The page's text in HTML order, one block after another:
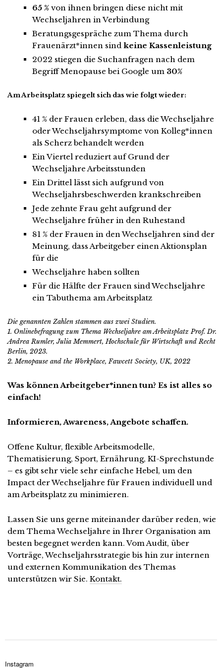
65 % von ihnen bringen diese nicht mit
Wechseljahren in Verbindung
Beratungsgespräche zum Thema durch
Frauenärzt*innen sind keine Kassenleistung
2022 stiegen die Suchanfragen nach dem
Begriff Menopause bei Google um 30%
Am Arbeitsplatz spiegelt sich das wie folgt wieder:
41 % der Frauen erleben, dass die Wechseljahre
oder Wechseljahrsymptome von Kolleg*innen
als Scherz behandelt werden
Ein Viertel reduziert auf Grund der
Wechseljahre Arbeitsstunden
Ein Drittel lässt sich aufgrund von
Wechseljahrsbeschwerden krankschreiben
Jede zehnte Frau geht aufgrund der
Wechseljahre früher in den Ruhestand
81 % der Frauen in den Wechseljahren sind der
Meinung, dass Arbeitgeber einen Aktionsplan
für die
Wechseljahre haben sollten
Für die Hälfte der Frauen sind Wechseljahre
ein Tabuthema am Arbeitsplatz
Die genannten Zahlen stammen aus zwei Studien.
1. Onlinebefragung zum Thema Wechseljahre am Arbeitsplatz Prof. Dr.
Andrea Rumler, Julia Memmert, Hochschule für Wirtschaft und Recht
Berlin, 2023.
2. Menopause and the Workplace, Fawcett Society, UK, 2022
Was können Arbeitgeber*innen tun? Es ist alles so
einfach!
Informieren, Awareness, Angebote schaffen.
Offene Kultur, flexible Arbeitsmodelle,
Thematisierung, Sport, Ernährung, KI-Sprechstunde
– es gibt sehr viele sehr einfache Hebel, um den
Impact der Wechseljahre für Frauen individuell und
am Arbeitsplatz zu minimieren.
Lassen Sie uns gerne miteinander darüber reden, wie
dem Thema Wechseljahre in Ihrer Organisation am
besten begegnet werden kann. Vom Audit, über
Vorträge, Wechseljahrsstrategie bis hin zur internen
und externen Kommunikation des Themas
unterstützen wir Sie. Kontakt.
Instagram